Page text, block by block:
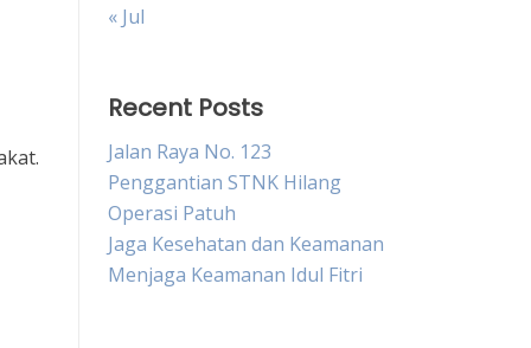
« Jul
Recent Posts
Jalan Raya No. 123
Penggantian STNK Hilang
Operasi Patuh
Jaga Kesehatan dan Keamanan
Menjaga Keamanan Idul Fitri